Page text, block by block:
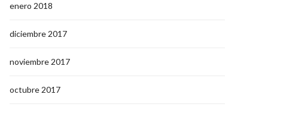
enero 2018
diciembre 2017
noviembre 2017
octubre 2017